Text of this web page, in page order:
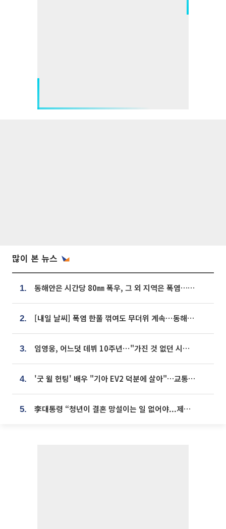
많이 본 뉴스
1. 동해안은 시간당 80㎜ 폭우, 그 외 지역은 폭염…‘극과 극 날씨’
2. [내일 날씨] 폭염 한풀 꺾여도 무더위 계속⋯동해안 이틀 연속 비
3. 임영웅, 어느덧 데뷔 10주년⋯"가진 것 없던 시절, 내 앞엔 20명의 팬뿐"
4. '굿 윌 헌팅' 배우 "기아 EV2 덕분에 살아"…교통사고 후 안전성 극찬
5. 李대통령 “청년이 결혼 망설이는 일 없어야...제도상 불이익 조사”